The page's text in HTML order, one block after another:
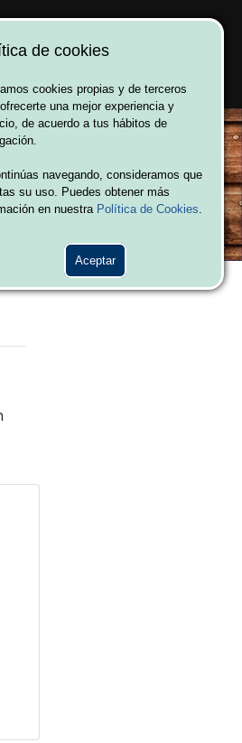
¡Bienvenido a Vulcania!
Hola. Inicia sesión
de cookies
cookies propias y de terceros
una mejor experiencia y
de acuerdo a tus hábitos de
navegando, consideramos que
su uso. Puedes obtener más
en nuestra Política de Cookies.
Aceptar